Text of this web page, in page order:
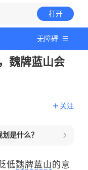
打开
无障碍
魏牌蓝山会
关注
是什么？
低魏牌蓝山的意